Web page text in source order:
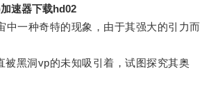
速器下载hd02
一种奇特的现象，由于其强大的引力而
黑洞vp的未知吸引着，试图探究其奥